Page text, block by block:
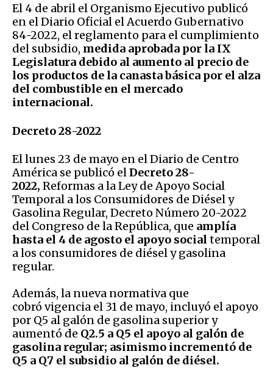
El 4 de abril el Organismo Ejecutivo publicó
en el Diario Oficial el Acuerdo Gubernativo
84-2022, el reglamento para el cumplimiento
del subsidio, medida aprobada por la IX
Legislatura debido al aumento al precio de
los productos de la canasta básica por el alza
del combustible en el mercado
internacional.
Decreto 28-2022
El lunes 23 de mayo en el Diario de Centro
América se publicó elDecreto 28-
2022, Reformas a la Ley de Apoyo Social
Temporal a los Consumidores de Diésel y
Gasolina Regular, Decreto Número 20-2022
del Congreso de la República, que amplía
hasta el 4 de agosto el apoyo social temporal
a los consumidores de diésel y gasolina
regular.
Además, la nueva normativa que
cobró vigencia el 31 de mayo, incluyó el apoyo
por Q5 al galón de gasolina superior y
aumentó de Q2.5 a Q5 el apoyo al galón de
gasolina regular; asimismo incrementó de
Q5 a Q7 el subsidio al galón de diésel.